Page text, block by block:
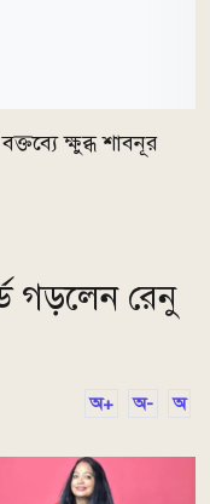
ক্ষুব্ধ শাবনূর
গড়লেন রেনু
অ+ অ- অ